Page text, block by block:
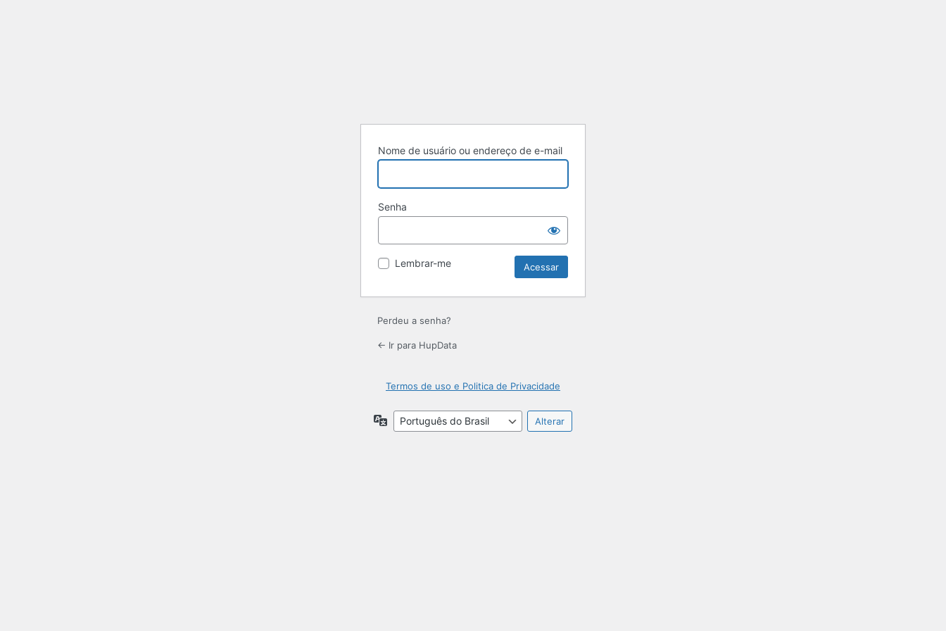
Nome de usuário ou endereço de e-mail
Senha
Lembrar-me
Perdeu a senha?
← Ir para HupData
Termos de uso e Politica de Privacidade
Idioma